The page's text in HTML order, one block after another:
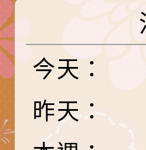
徵件活動
字稿及
函轉有
（CRPD
約專要文
檢送行政
月份公共
訊
轉知教育
辦理「
檢送桃園
今天：
昨天：